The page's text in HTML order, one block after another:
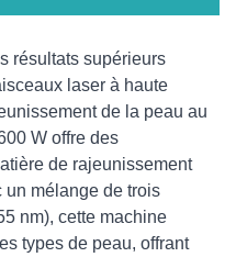
résultats supérieurs
laser à haute
de la peau au
W offre des
de rajeunissement
un mélange de trois
nm), cette machine
types de peau, offrant